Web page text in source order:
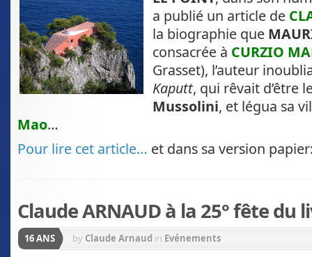
a publié un article de
la biographie que
consacrée à CURZIO
Grasset), l’auteur
Kaputt, qui rêvait d’être
Mussolini, et légua sa
Mao…
Pour lire cet article… et dans sa version
Claude ARNAUD à la 25° fête du
16 ANS by Claude Arnaud in Evénements